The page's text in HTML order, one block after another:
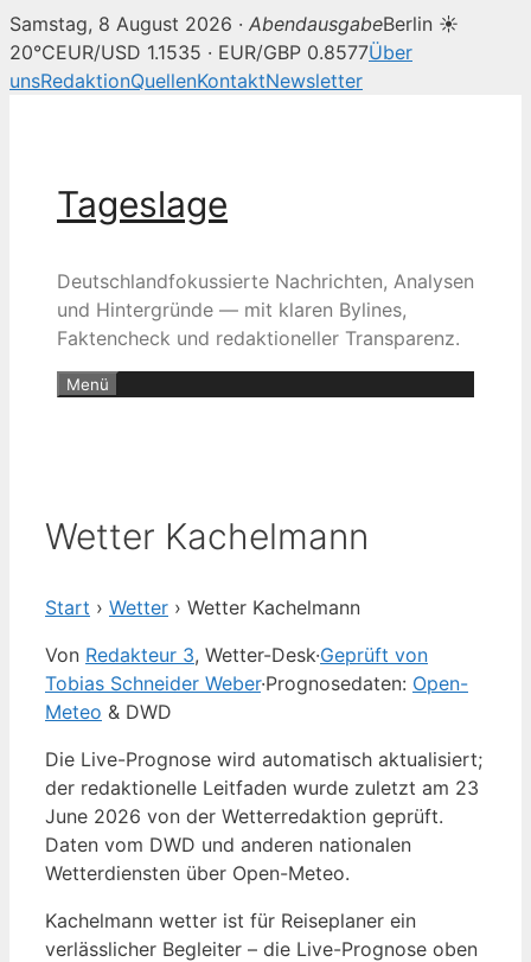
Samstag, 8 August 2026 · AbendausgabeBerlin ☀
20°CEUR/USD 1.1535 · EUR/GBP 0.8577Über
unsRedaktionQuellenKontaktNewsletter
Tageslage
Deutschlandfokussierte Nachrichten, Analysen
und Hintergründe — mit klaren Bylines,
Faktencheck und redaktioneller Transparenz.
Menü
Wetter Kachelmann
Start › Wetter › Wetter Kachelmann
Von Redakteur 3, Wetter-Desk·Geprüft von
Tobias Schneider Weber·Prognosedaten: Open-
Meteo & DWD
Die Live-Prognose wird automatisch aktualisiert;
der redaktionelle Leitfaden wurde zuletzt am 23
June 2026 von der Wetterredaktion geprüft.
Daten vom DWD und anderen nationalen
Wetterdiensten über Open-Meteo.
Kachelmann wetter ist für Reiseplaner ein
verlässlicher Begleiter – die Live-Prognose oben